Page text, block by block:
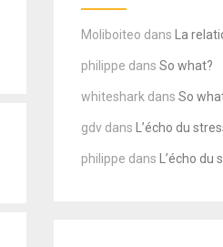
Moliboiteo dans La
philippe dansSo what?
whiteshark dansSo
gdv dans L’écho du
philippe dans L’écho